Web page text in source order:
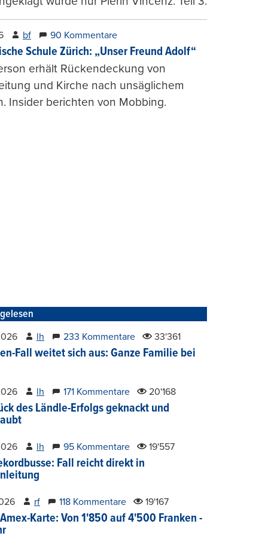
bf 90 Kommentare
Schule Zürich: „Unser Freund Adolf“
erhält Rückendeckung von
und Kirche nach unsäglichem
Insider berichten von Mobbing.
lh 233 Kommentare 33'361
Fall weitet sich aus: Ganze Familie bei
lh 171 Kommentare 20'168
des Ländle-Erfolgs geknackt und
lh 95 Kommentare 19'557
Fall reicht direkt in
rf 118 Kommentare 19'167
Karte: Von 1'850 auf 4'500 Franken -